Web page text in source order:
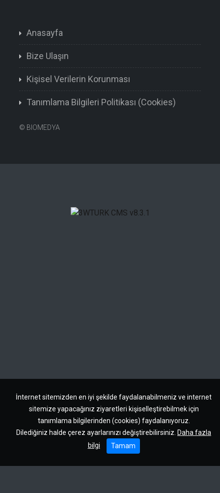
İnternet sitemizden en iyi şekilde faydalanabilmeniz ve internet
sitemize yapacağınız ziyaretleri kişiselleştirebilmek için
tanımlama bilgilerinden (cookies) faydalanıyoruz.
Dilediğiniz halde çerez ayarlarınızı değiştirebilirsiniz. Daha fazla
bilgi
Tamam
Anasayfa
Bize Ulaşın
Kişisel Verilerin Korunması
Tanımlama Bilgileri Politikası (Cookies)
© BIOMEDYA